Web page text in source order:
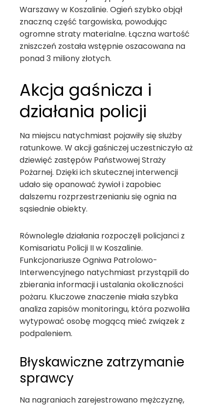
Warszawy w Koszalinie. Ogień szybko objął
znaczną część targowiska, powodując
ogromne straty materialne. Łączna wartość
zniszczeń została wstępnie oszacowana na
ponad 3 miliony złotych.
Akcja gaśnicza i
działania policji
Na miejscu natychmiast pojawiły się służby
ratunkowe. W akcji gaśniczej uczestniczyło aż
dziewięć zastępów Państwowej Straży
Pożarnej. Dzięki ich skutecznej interwencji
udało się opanować żywioł i zapobiec
dalszemu rozprzestrzenianiu się ognia na
sąsiednie obiekty.
Równolegle działania rozpoczęli policjanci z
Komisariatu Policji II w Koszalinie.
Funkcjonariusze Ogniwa Patrolowo-
Interwencyjnego natychmiast przystąpili do
zbierania informacji i ustalania okoliczności
pożaru. Kluczowe znaczenie miała szybka
analiza zapisów monitoringu, która pozwoliła
wytypować osobę mogącą mieć związek z
podpaleniem.
Błyskawiczne zatrzymanie
sprawcy
Na nagraniach zarejestrowano mężczyznę,